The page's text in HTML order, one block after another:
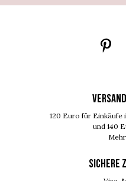
120 Euro für
und 140
SICHERE